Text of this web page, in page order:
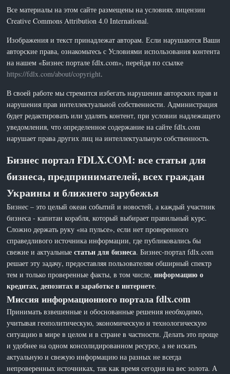
Все материалы на этом сайте размещены на условиях лицензии
Creative Commons Attribution 4.0 International.
Изображения и текст принадлежат авторам. Если нарушаются Ваши
авторские права, ознакомьтесь с Условиями использования контента
на нашем «Бизнес портале fdlx.com», перейдя по ссылке
https://fdlx.com/about/copyright.
В своей работе мы стремится избегать нарушения авторских прав и
нарушения прав интеллектуальной собственности. Администрация
будет редактировать или удалять контент, при условии надлежащего
уведомления, что определенное содержание на сайте fdlx.com
нарушает права других лиц на интеллектуальную собственность.
Бизнес портал FDLX.COM: все статьи для
бизнеса, предпринимателей, всех граждан
Украины и ближнего зарубежья
Бизнес – это целый океан событий и новостей, а каждый участник
бизнеса - капитан корабля, который выбирает правильный курс.
Сложно держать руку «на пульсе», если нет проверенного
справедливого источника информации, где публиковались бы
свежие и актуальныестатьи для бизнеса. Бизнес-портал fdlx.com
решает эту задачу, предоставляя пользователям обширный спектр
тем и только проверенные факты, в том числе,информацию о
кредитах, депозитах и заработке в интернете.
Миссия информационного портала fdlx.com
Принимать взвешенные и обоснованные решения необходимо,
учитывая геополитическую, экономическую и технологическую
ситуацию в мире в целом и в стране в частности. Делать это проще
и удобнее на одном консолидированном ресурсе, а не искать
актуальную и свежую информацию на разных не всегда
непроверенных источниках, так как время сегодня на вес золота. А